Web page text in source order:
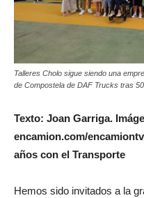
Talleres Cholo sigue siendo una
de Compostela de DAF Trucks tras
Texto: Joan Garriga.
encamion.com/
años con el Transporte
Hemos sido invitados a la